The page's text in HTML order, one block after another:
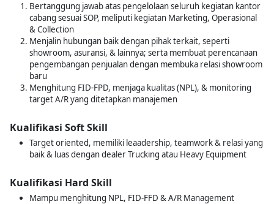
Bertanggung jawab atas pengelolaan seluruh kegiatan kantor
cabang sesuai SOP, meliputi kegiatan Marketing, Operasional
& Collection
Menjalin hubungan baik dengan pihak terkait, seperti
showroom, asuransi, & lainnya; serta membuat perencanaan
pengembangan penjualan dengan membuka relasi showroom
baru
Menghitung FID-FPD, menjaga kualitas (NPL), & monitoring
target A/R yang ditetapkan manajemen
Kualifikasi Soft Skill
Target oriented, memiliki leaadership, teamwork & relasi yang
baik & luas dengan dealer Trucking atau Heavy Equipment
Kualifikasi Hard Skill
Mampu menghitung NPL, FID-FFD & A/R Management